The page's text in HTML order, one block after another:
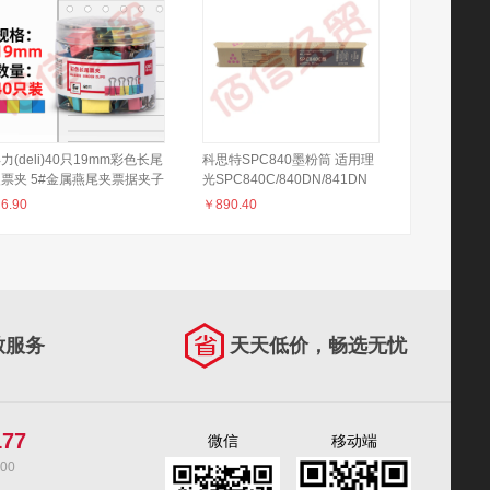
(deli)40只19mm彩色长尾
夹 5#金属燕尾夹票据夹子
夹 办公用品 8555
6.90
科思特SPC840墨粉筒 适用理
光SPC840C/840DN/841DN
红色
￥ 890.40
服务 天天低价，畅选无忧
微信 移动端